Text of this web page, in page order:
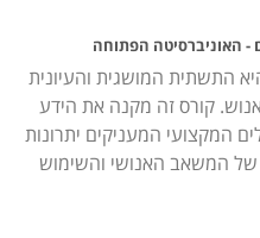
את עובד א', הוא בוחר
העובד אכן מוקיר תודה
אך לאחר מספר חודשים
התוספת נטמעת בסל
וההתלהבות היתה כלא
בעלויות התימרוץ
מושגות רק לטווח הקצר.
- האוניברסיטה הפתוחה
התשתית המושגית והעיונית
קורס זה מקנה את הידע
המקצועי המעניקים יתרונות
של המשאב האנושי והשימוש